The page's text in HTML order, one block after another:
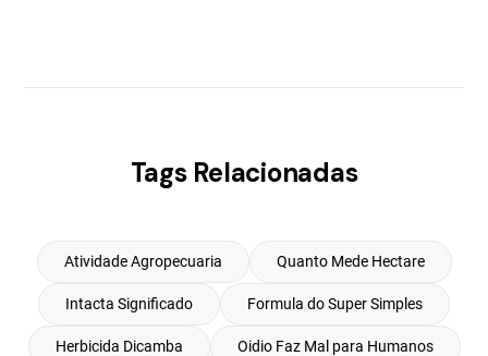
Tags Relacionadas
Atividade Agropecuaria Quanto Mede Hectare
Intacta Significado Formula do Super Simples
Herbicida Dicamba Oidio Faz Mal para Humanos